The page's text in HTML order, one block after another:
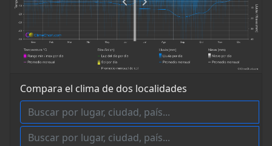
Compara el clima de dos localidades